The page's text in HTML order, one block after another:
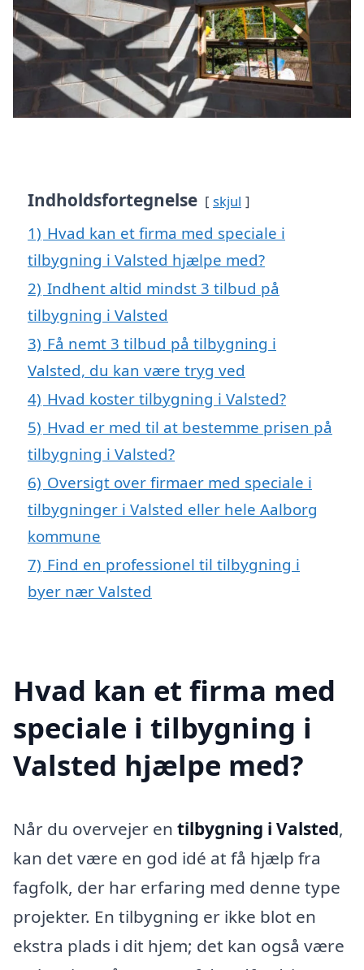
Indholdsfortegnelse skjul
1) Hvad kan et firma med speciale i
tilbygning i Valsted hjælpe med?
2) Indhent altid mindst 3 tilbud på
tilbygning i Valsted
3) Få nemt 3 tilbud på tilbygning i
Valsted, du kan være tryg ved
4) Hvad koster tilbygning i Valsted?
5) Hvad er med til at bestemme prisen på
tilbygning i Valsted?
6) Oversigt over firmaer med speciale i
tilbygninger i Valsted eller hele Aalborg
kommune
7) Find en professionel til tilbygning i
byer nær Valsted
Hvad kan et firma med
speciale i tilbygning i
Valsted hjælpe med?
Når du overvejer en tilbygning i Valsted,
kan det være en god idé at få hjælp fra
fagfolk, der har erfaring med denne type
projekter. En tilbygning er ikke blot en
ekstra plads i dit hjem; det kan også være